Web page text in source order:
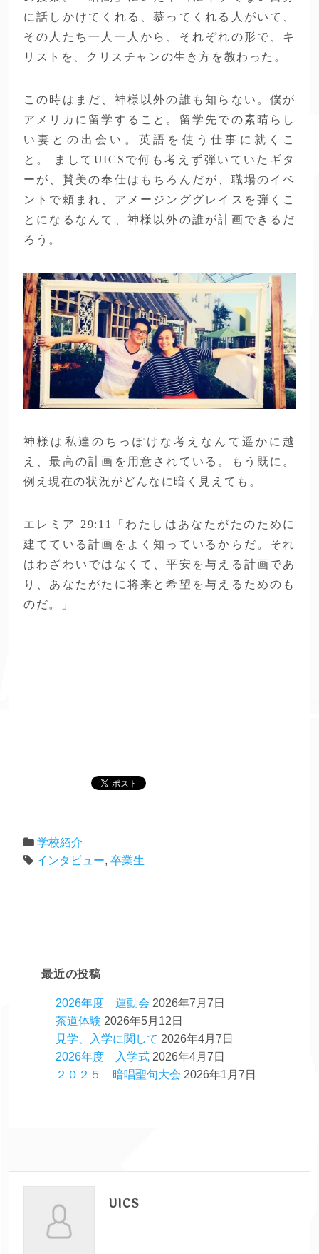
に話しかけてくれる、慕ってくれる人がいて、
その人たち一人一人から、それぞれの形で、キ
リストを、クリスチャンの生き方を教わった。
この時はまだ、神様以外の誰も知らない。僕が
アメリカに留学すること。留学先での素晴らし
い妻との出会い。英語を使う仕事に就くこ
と。 ましてUICSで何も考えず弾いていたギタ
ーが、賛美の奉仕はもちろんだが、職場のイベ
ントで頼まれ、アメージンググレイスを弾くこ
とになるなんて、神様以外の誰が計画できるだ
ろう。
神様は私達のちっぽけな考えなんて遥かに越
え、最高の計画を用意されている。もう既に。
例え現在の状況がどんなに暗く見えても。
エレミア 29:11「わたしはあなたがたのために
建てている計画をよく知っているからだ。それ
はわざわいではなくて、平安を与える計画であ
り、あなたがたに将来と希望を与えるためのも
のだ。」
学校紹介
インタビュー, 卒業生
最近の投稿
2026年度 運動会 2026年7月7日
茶道体験 2026年5月12日
見学、入学に関して 2026年4月7日
2026年度 入学式 2026年4月7日
２０２５ 暗唱聖句大会 2026年1月7日
UICS